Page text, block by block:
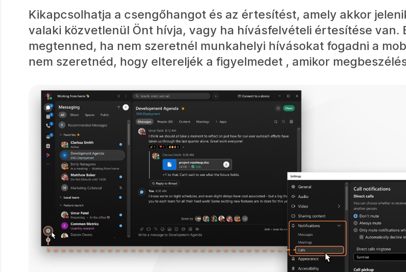
Kikapcsolhatja a csengőhangot és az értesítést, amely akkor
valaki közvetlenül Önt hívja, vagy ha hívásfelvételi értesítése van.
megtenned, ha nem szeretnél munkahelyi hívásokat fogadni a
nem szeretnéd, hogy eltereljék a figyelmedet , amikor